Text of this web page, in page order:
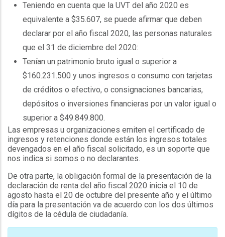
Teniendo en cuenta que la UVT del año 2020 es
equivalente a $35.607, se puede afirmar que deben
declarar por el año fiscal 2020, las personas naturales
que el 31 de diciembre del 2020:
Tenían un patrimonio bruto igual o superior a
$160.231.500 y unos ingresos o consumo con tarjetas
de créditos o efectivo, o consignaciones bancarias,
depósitos o inversiones financieras por un valor igual o
superior a $49.849.800.
Las empresas u organizaciones emiten el certificado de
ingresos y retenciones donde están los ingresos totales
devengados en el año fiscal solicitado, es un soporte que
nos indica si somos o no declarantes.
De otra parte, la obligación formal de la presentación de la
declaración de renta del año fiscal 2020 inicia el 10 de
agosto hasta el 20 de octubre del presente año y el último
día para la presentación va de acuerdo con los dos últimos
dígitos de la cédula de ciudadanía.